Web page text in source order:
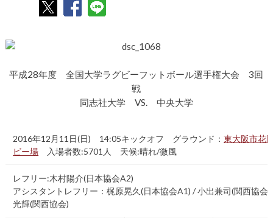
平成28年度 全国大学ラグビーフットボール選手権大会 3回
戦
同志社大学 VS. 中央大学
2016年12月11日(日) 14:05キックオフ グラウンド：東大阪市花
ビー場 入場者数:5701人 天候:晴れ/微風
レフリー:木村陽介(日本協会A2)
アシスタントレフリー：梶原晃久(日本協会A1) / 小出兼司(関西協会)
光輝(関西協会)